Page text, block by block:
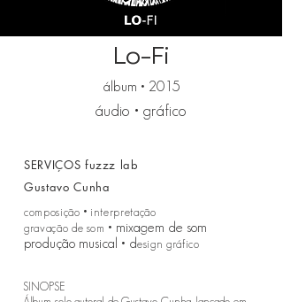
Lo-Fi
álbum • 2015
áudio • gráfico
SERVIÇOS fuzzz lab
Gustavo Cunha
composição • interpretação
gravação de som • mixagem de som
produção musical • design gráfico
SINOPSE